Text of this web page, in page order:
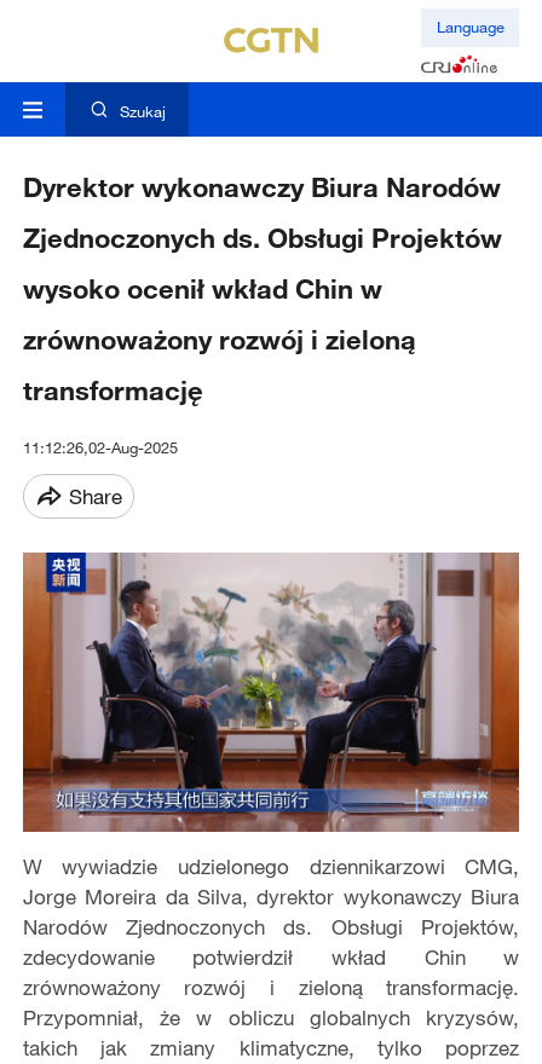
Language
Szukaj
Dyrektor wykonawczy Biura Narodów
Zjednoczonych ds. Obsługi Projektów
wysoko ocenił wkład Chin w
zrównoważony rozwój i zieloną
transformację
11:12:26,02-Aug-2025
Share
W wywiadzie udzielonego dziennikarzowi CMG,
Jorge Moreira da Silva, dyrektor wykonawczy Biura
Narodów Zjednoczonych ds. Obsługi Projektów,
zdecydowanie potwierdził wkład Chin w
zrównoważony rozwój i zieloną transformację.
Przypomniał, że w obliczu globalnych kryzysów,
takich jak zmiany klimatyczne, tylko poprzez